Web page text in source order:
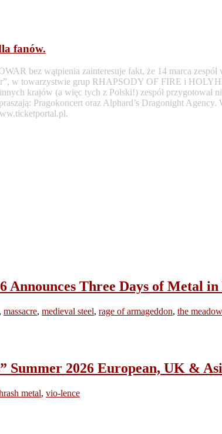
fanów.
bez wątpienia zainteresuje fakt, że 14 marca
w towarzystwie grup RHAPSODY OF FIRE i
krajów (a więc tych z Polski!) zespół przygotował
Pragokoncert oraz Alphard’s Dragonight
Three Days of Metal
massacre, medieval steel, rage of armageddon, the
Summer 2026 European, UK &
metal, vio-lence